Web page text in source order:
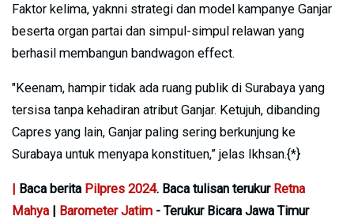
Faktor kelima, yaknni strategi dan model kampanye Ganjar
beserta organ partai dan simpul-simpul relawan yang
berhasil membangun bandwagon effect.
"Keenam, hampir tidak ada ruang publik di Surabaya yang
tersisa tanpa kehadiran atribut Ganjar. Ketujuh, dibanding
Capres yang lain, Ganjar paling sering berkunjung ke
Surabaya untuk menyapa konstituen,” jelas Ikhsan.{*}
| Baca berita Pilpres 2024. Baca tulisan terukur Retna
Mahya | Barometer Jatim - Terukur Bicara Jawa Timur